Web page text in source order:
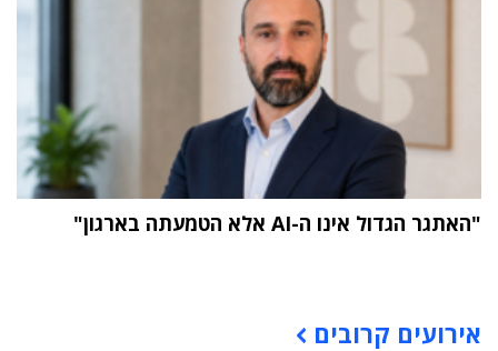
"האתגר הגדול אינו ה-AI אלא הטמעתה בארגון"
אירועים קרובים